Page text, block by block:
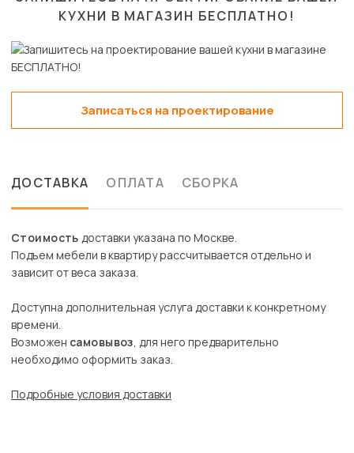
КУХНИ В МАГАЗИН БЕСПЛАТНО!
Записаться на проектирование
ДОСТАВКА ОПЛАТА СБОРКА
Стоимость доставки указана по Москве.
Подъем мебели в квартиру рассчитывается отдельно и
зависит от веса заказа.
Доступна дополнительная услуга доставки к конкретному
времени.
Возможен самовывоз, для него предварительно
необходимо оформить заказ.
Подробные условия доставки